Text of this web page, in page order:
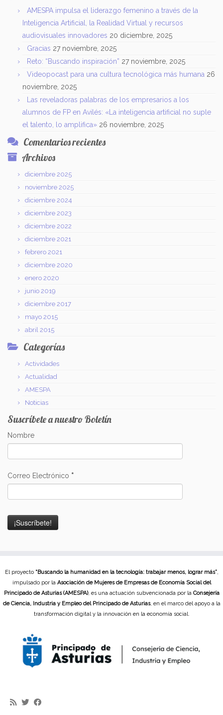
AMESPA impulsa el liderazgo femenino a través de la
Inteligencia Artificial, la Realidad Virtual y recursos
audiovisuales innovadores 20 diciembre, 2025
Gracias 27 noviembre, 2025
Reto: “Buscando inspiración” 27 noviembre, 2025
Videopocast para una cultura tecnológica más humana 26
noviembre, 2025
Las reveladoras palabras de los empresarios a los
alumnos de FP en Avilés: «La inteligencia artificial no suple
el talento, lo amplifica» 26 noviembre, 2025
Comentarios recientes
Archivos
diciembre 2025
noviembre 2025
diciembre 2024
diciembre 2023
diciembre 2022
diciembre 2021
febrero 2021
diciembre 2020
enero 2020
junio 2019
diciembre 2017
mayo 2015
abril 2015
Categorías
Actividades
Actualidad
AMESPA
Noticias
Suscríbete a nuestro Boletín
Nombre
Correo Electrónico *
El proyecto “Buscando la humanidad en la tecnología: trabajar menos, lograr más”,
impulsado por la Asociación de Mujeres de Empresas de Economía Social del
Principado de Asturias (AMESPA), es una actuación subvencionada por la Consejería
de Ciencia, Industria y Empleo del Principado de Asturias, en el marco del apoyo a la
transformación digital y la innovación en la economía social.